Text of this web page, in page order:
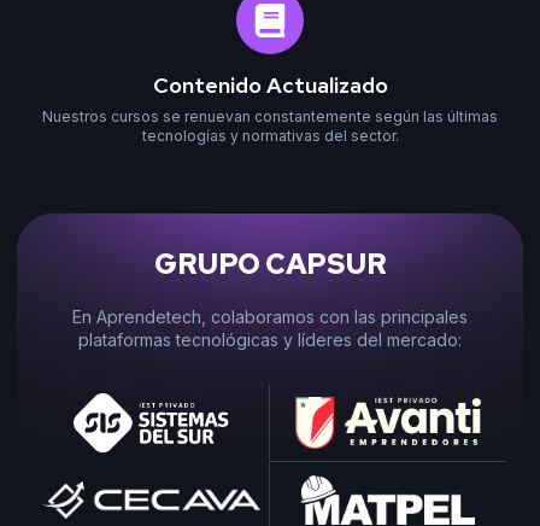
Contenido Actualizado
Nuestros cursos se renuevan constantemente según las últimas
tecnologías y normativas del sector.
GRUPO CAPSUR
En Aprendetech, colaboramos con las principales
plataformas tecnológicas y líderes del mercado: